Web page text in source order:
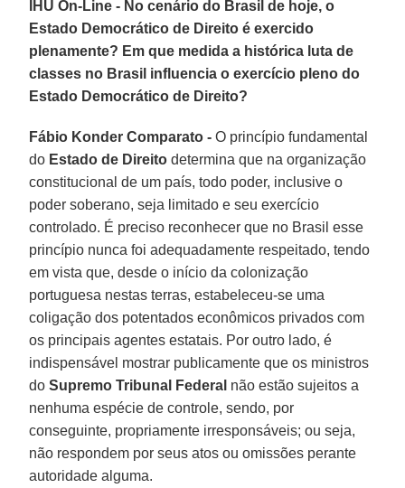
IHU On-Line - No cenário do Brasil de hoje, o
Estado Democrático de Direito é exercido
plenamente? Em que medida a histórica luta de
classes no Brasil influencia o exercício pleno do
Estado Democrático de Direito?
Fábio Konder Comparato - O princípio fundamental
do Estado de Direito determina que na organização
constitucional de um país, todo poder, inclusive o
poder soberano, seja limitado e seu exercício
controlado. É preciso reconhecer que no Brasil esse
princípio nunca foi adequadamente respeitado, tendo
em vista que, desde o início da colonização
portuguesa nestas terras, estabeleceu-se uma
coligação dos potentados econômicos privados com
os principais agentes estatais. Por outro lado, é
indispensável mostrar publicamente que os ministros
doSupremo Tribunal Federal não estão sujeitos a
nenhuma espécie de controle, sendo, por
conseguinte, propriamente irresponsáveis; ou seja,
não respondem por seus atos ou omissões perante
autoridade alguma.